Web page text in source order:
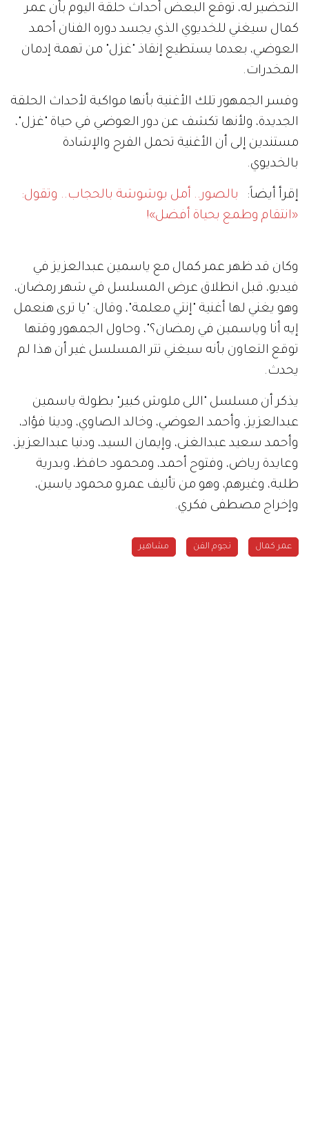
التحضير له، توقع البعض أحداث حلقة اليوم بأن عمر
كمال سيغني للخديوي الذي يجسد دوره الفنان أحمد
العوضي، بعدما يستطيع إنقاذ "غزل" من تهمة إدمان
المخدرات.
وفسر الجمهور تلك الأغنية بأنها مواكبة لأحداث الحلقة
الجديدة، ولأنها تكشف عن دور العوضي في حياة "غزل"،
مستندين إلى أن الأغنية تحمل الفرح والإشادة
بالخديوي.
إقرأ أيضاً: بالصور.. أمل بوشوشة بالحجاب.. وتقول:
«انتقام وطمع بحياة أفضل»!
وكان قد ظهر عمر كمال مع ياسمين عبدالعزيز في
فيديو، قبل انطلاق عرض المسلسل في شهر رمضان،
وهو يغني لها أغنية "إنتي معلمة"، وقال: "يا ترى هنعمل
إيه أنا وياسمين في رمضان؟"، وحاول الجمهور وقتها
توقع التعاون بأنه سيغني تتر المسلسل غير أن هذا لم
يحدث.
يذكر أن مسلسل "اللى ملوش كبير" بطولة ياسمين
عبدالعزيز، وأحمد العوضي، وخالد الصاوي، ودينا فؤاد،
وأحمد سعيد عبدالغنى، وإيمان السيد، ودنيا عبدالعزيز،
وعايدة رياض، وفتوح أحمد، ومحمود حافظ، وبدرية
طلبة، وغيرهم، وهو من تأليف عمرو محمود ياسين،
وإخراج مصطفى فكري.
عمر كمال نجوم الفن مشاهير